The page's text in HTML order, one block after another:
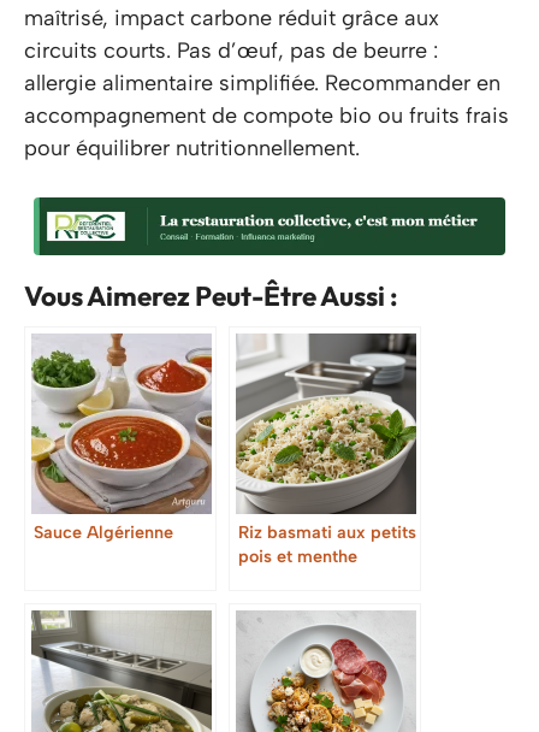
maîtrisé, impact carbone réduit grâce aux
circuits courts. Pas d’œuf, pas de beurre :
allergie alimentaire simplifiée. Recommander en
accompagnement de compote bio ou fruits frais
pour équilibrer nutritionnellement.
Vous Aimerez Peut-Être Aussi :
Sauce Algérienne
Riz basmati aux petits
pois et menthe